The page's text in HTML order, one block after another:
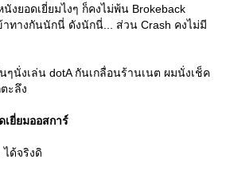
งยอดเยี่ยมไงๆ ก็คงไม่พ้น Brokeback
าทางกันนักนี่ ดังนักนี่... ส่วน Crash คงไม่มี
นั่งเล่น dotA กันเกลื่อนร้านเนต ผมนั่งเช็ค
ะลึง
เยี่ยมออสการ์
ด้จริงดิ